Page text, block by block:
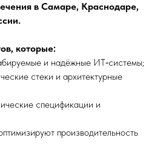
в Самаре, Краснодаре,
которые:
и надёжные ИТ‑системы;
стеки и архитектурные
спецификации и
производительность